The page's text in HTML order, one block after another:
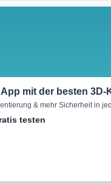
–
App mit der besten 3D-
& mehr Sicherheit in
testen